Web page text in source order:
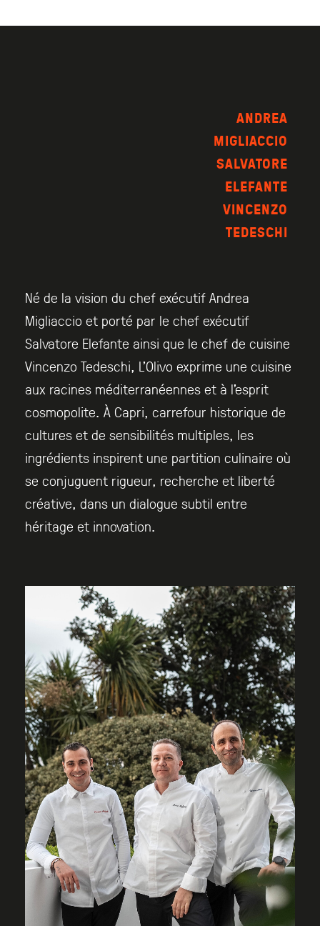
ANDREA
MIGLIACCIO
SALVATORE
ELEFANTE
VINCENZO
TEDESCHI
Né de la vision du chef exécutif Andrea
Migliaccio et porté par le chef exécutif
Salvatore Elefante ainsi que le chef de cuisine
Vincenzo Tedeschi, L’Olivo exprime une cuisine
aux racines méditerranéennes et à l’esprit
cosmopolite. À Capri, carrefour historique de
cultures et de sensibilités multiples, les
ingrédients inspirent une partition culinaire où
se conjuguent rigueur, recherche et liberté
créative, dans un dialogue subtil entre
héritage et innovation.